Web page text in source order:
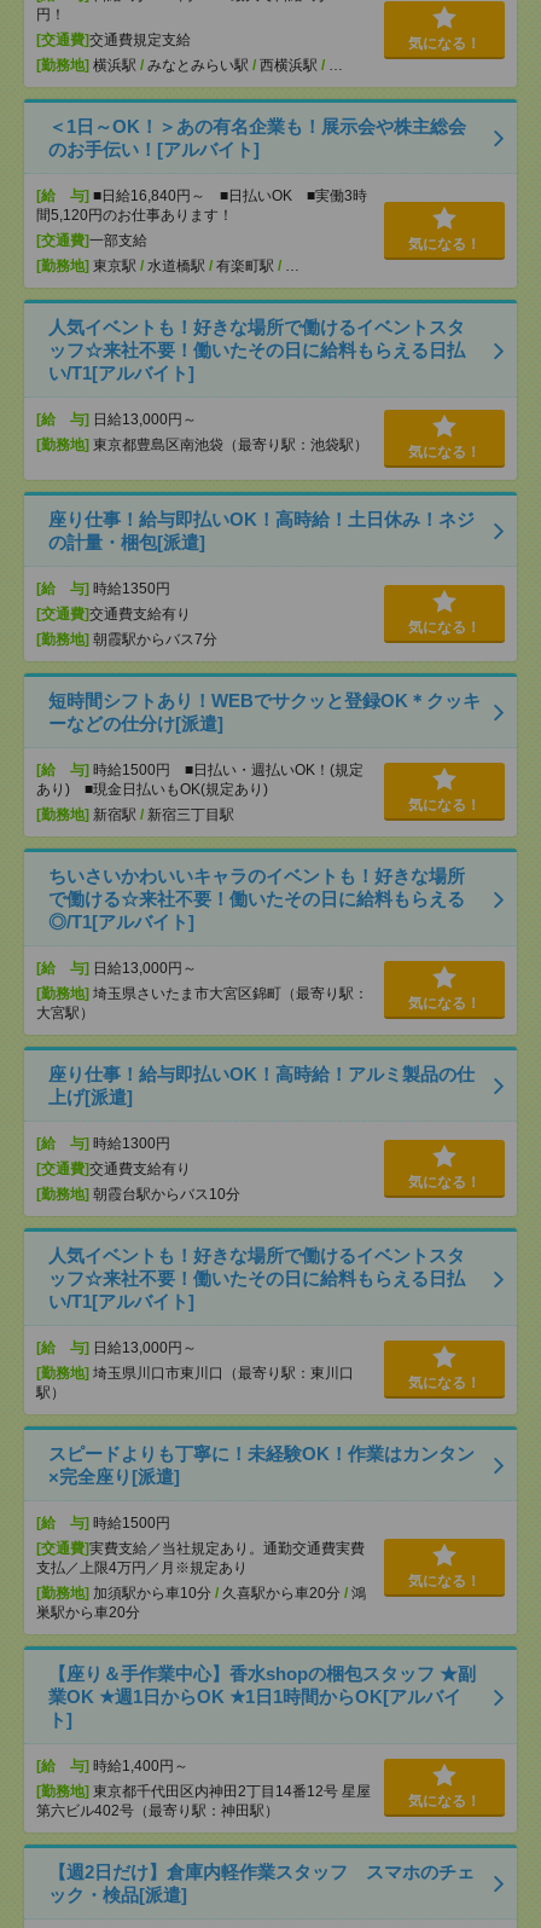
円！
[交通費]交通費規定支給
[勤務地] 横浜駅 / みなとみらい駅 / 西横浜駅 / …
気になる！
＜1日～OK！＞あの有名企業も！展示会や株主総会
のお手伝い！[アルバイト]
[給 与] ■日給16,840円～ ■日払いOK ■実働3時
間5,120円のお仕事あります！
[交通費]一部支給
[勤務地] 東京駅 / 水道橋駅 / 有楽町駅 / …
気になる！
人気イベントも！好きな場所で働けるイベントスタ
ッフ☆来社不要！働いたその日に給料もらえる日払
い/T1[アルバイト]
[給 与] 日給13,000円～
[勤務地] 東京都豊島区南池袋（最寄り駅：池袋駅） 気になる！
座り仕事！給与即払いOK！高時給！土日休み！ネジ
の計量・梱包[派遣]
[給 与] 時給1350円
[交通費]交通費支給有り
[勤務地] 朝霞駅からバス7分
気になる！
短時間シフトあり！WEBでサクッと登録OK＊クッキ
ーなどの仕分け[派遣]
[給 与] 時給1500円 ■日払い・週払いOK！(規定
あり) ■現金日払いもOK(規定あり)
[勤務地] 新宿駅 / 新宿三丁目駅
気になる！
ちいさいかわいいキャラのイベントも！好きな場所
で働ける☆来社不要！働いたその日に給料もらえる
◎/T1[アルバイト]
[給 与] 日給13,000円～
[勤務地] 埼玉県さいたま市大宮区錦町（最寄り駅：
大宮駅）
気になる！
座り仕事！給与即払いOK！高時給！アルミ製品の仕
上げ[派遣]
[給 与] 時給1300円
[交通費]交通費支給有り
[勤務地] 朝霞台駅からバス10分
気になる！
人気イベントも！好きな場所で働けるイベントスタ
ッフ☆来社不要！働いたその日に給料もらえる日払
い/T1[アルバイト]
[給 与] 日給13,000円～
[勤務地] 埼玉県川口市東川口（最寄り駅：東川口
駅）
気になる！
スピードよりも丁寧に！未経験OK！作業はカンタン
×完全座り[派遣]
[給 与] 時給1500円
[交通費]実費支給／当社規定あり。通勤交通費実費
支払／上限4万円／月※規定あり
[勤務地] 加須駅から車10分 / 久喜駅から車20分 / 鴻
巣駅から車20分
気になる！
【座り＆手作業中心】香水shopの梱包スタッフ ★副
業OK ★週1日からOK ★1日1時間からOK[アルバイ
ト]
[給 与] 時給1,400円～
[勤務地] 東京都千代田区内神田2丁目14番12号 星屋
第六ビル402号（最寄り駅：神田駅）
気になる！
【週2日だけ】倉庫内軽作業スタッフ スマホのチェ
ック・検品[派遣]